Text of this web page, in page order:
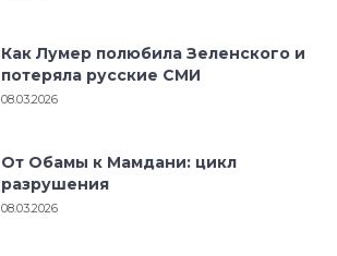
Как Лумер полюбила Зеленского и
потеряла русские СМИ
08.03.2026
От Обамы к Мамдани: цикл
разрушения
08.03.2026